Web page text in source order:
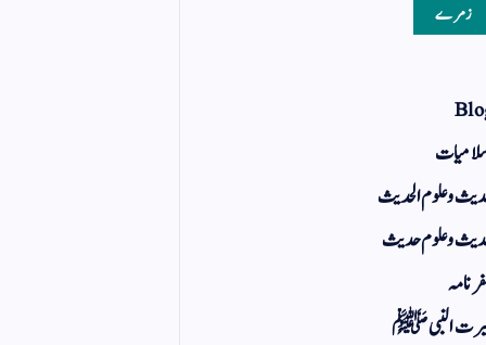
زمرے
و علوم الحدیث
و علوم حدیث
نامہ
النبی ﷺ